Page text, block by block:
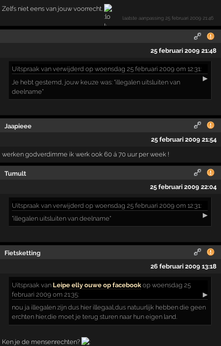
Zelfs niet eens van jouw voorrecht.
laatste aanpassing 25 februari 2009 21:46
25 februari 2009 21:48
Uitspraak van verwijderd op woensdag 25 februari 2009 om 12:31:
▶
Je hebt gestemd, jouw keuze was: "illegalen uitsluiten van
deelname"
Jaapieee
25 februari 2009 21:54
werken godverdimme ik werk ook 60 á 70 uur per week !
Tumult
25 februari 2009 22:04
Uitspraak van verwijderd op woensdag 25 februari 2009 om 12:31:
▶
"illegalen uitsluiten van deelname"
Fietsketting
26 februari 2009 13:18
Uitspraak van Leipe elly ouwe op facebook op woensdag 25
februari 2009 om 21:35:
▶
nou ja illegalen zijn dus hier illegaal,dus natuurlijk hebben die geen
erchten hier,die moet je terug sturen naar hun eigen land.
Ken je de mensenrechten?